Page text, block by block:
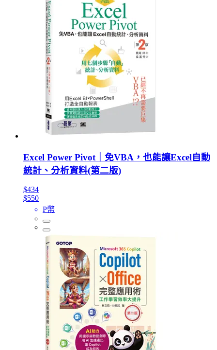
Excel Power Pivot｜免VBA，也能讓Excel自動
統計、分析資料(第二版)
$434
$550
P幣